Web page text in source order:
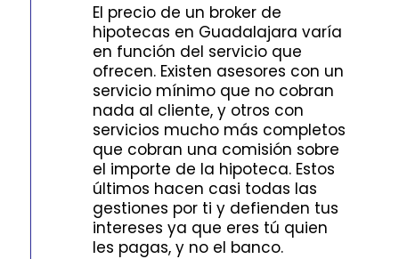
El precio de un broker de
hipotecas en Guadalajara varía
en función del servicio que
ofrecen. Existen asesores con un
servicio mínimo que no cobran
nada al cliente, y otros con
servicios mucho más completos
que cobran una comisión sobre
el importe de la hipoteca. Estos
últimos hacen casi todas las
gestiones por ti y defienden tus
intereses ya que eres tú quien
les pagas, y no el banco.